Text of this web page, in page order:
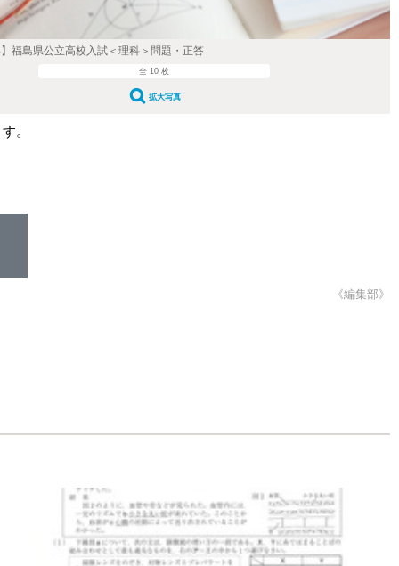
福島県公立高校入試＜理科＞問題・正答
全 10 枚
拡大写真
。
《編集部》